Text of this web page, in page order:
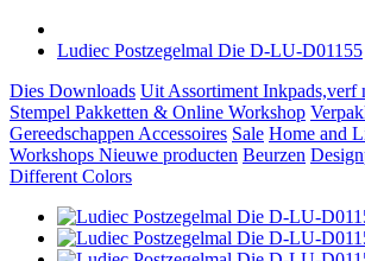
Ludiec Postzegelmal Die D-LU-D01155
Dies Downloads Uit Assortiment Inkpads,verf
Stempel Pakketten & Online Workshop
Gereedschappen Accessoires Sale Home and
Workshops Nieuwe producten Beurzen
Different Colors